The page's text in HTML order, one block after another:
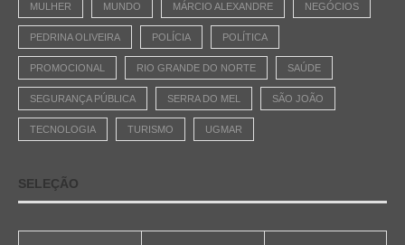
MULHER MUNDO MÁRCIO ALEXANDRE NEGÓCIOS
PEDRINA OLIVEIRA POLÍCIA POLÍTICA
PROMOCIONAL RIO GRANDE DO NORTE SAÚDE
SEGURANÇA PÚBLICA SERRA DO MEL SÃO JOÃO
TECNOLOGIA TURISMO UGMAR
SELEÇÃO